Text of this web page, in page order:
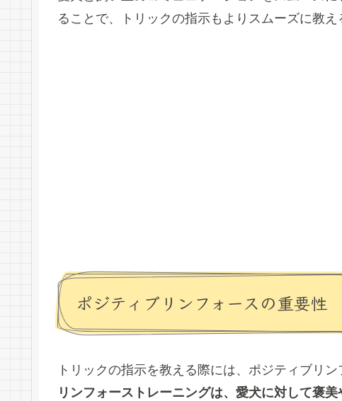
ることで、トリックの指示もよりスムーズに教え
ポジティブリンフォースの重要性
トリックの指示を教える際には、ポジティブリ
リンフォーストレーニングは、愛犬に対して褒